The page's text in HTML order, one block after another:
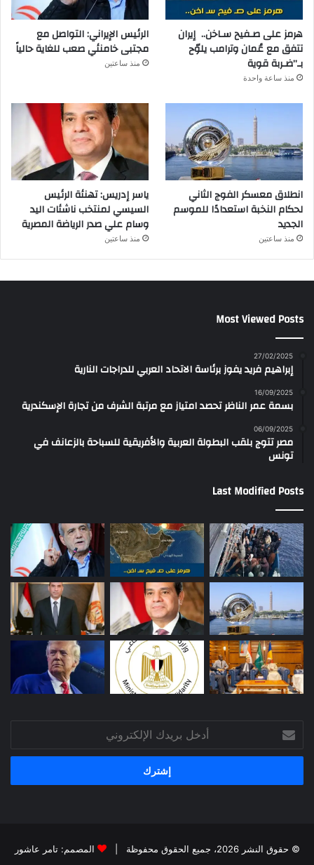
هرمز على صـفيح سـاخن.. إيران
تتفق مع عُمان وترامب يلوّح
بـ”ضـربة قوية
منذ ساعة واحدة
الرئيس الإيراني: التواصل مع
مجتبى خامنئي صعب للغاية حالياً
منذ ساعتين
انطلاق معسكر الفوج الثاني
لحكام النخبة استعدادًا للموسم
الجديد
منذ ساعتين
ياسر إدريس: تهنئة الرئيس
السيسي لمنتخب ناشئات اليد
وسام علي صدر الرياضة المصرية
منذ ساعتين
Most Viewed Posts
27/02/2025
إبراهيم فريد يفوز برئاسة الاتحاد العربي للدراجات النارية
16/09/2025
بسمة عمر الناظر تحصد امتياز مع مرتبة الشرف من تجارة الإسكندرية
06/09/2025
مصر تتوج بلقب البطولة العربية والأفريقية للسباحة بالزعانف في
تونس
Last Modified Posts
بريدك
الإلكتروني
© حقوق النشر 2026، جميع الحقوق محفوظة | المصمم: تامر عاشور